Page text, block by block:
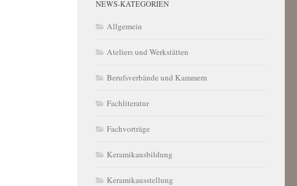
NEWS-KATEGORIEN
Allgemein
Ateliers und Werkstätten
Berufsverbände und Kammern
Fachliteratur
Fachvorträge
Keramikausbildung
Keramikausstellung